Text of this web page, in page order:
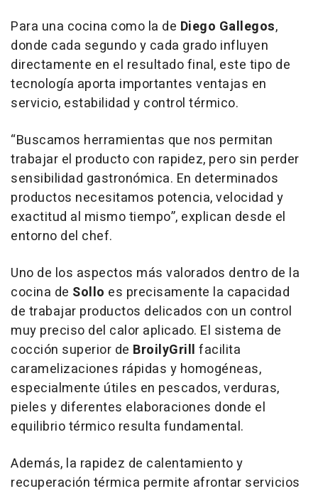
Para una cocina como la de Diego Gallegos,
donde cada segundo y cada grado influyen
directamente en el resultado final, este tipo de
tecnología aporta importantes ventajas en
servicio, estabilidad y control térmico.
“Buscamos herramientas que nos permitan
trabajar el producto con rapidez, pero sin perder
sensibilidad gastronómica. En determinados
productos necesitamos potencia, velocidad y
exactitud al mismo tiempo”, explican desde el
entorno del chef.
Uno de los aspectos más valorados dentro de la
cocina de Sollo es precisamente la capacidad
de trabajar productos delicados con un control
muy preciso del calor aplicado. El sistema de
cocción superior de BroilyGrill facilita
caramelizaciones rápidas y homogéneas,
especialmente útiles en pescados, verduras,
pieles y diferentes elaboraciones donde el
equilibrio térmico resulta fundamental.
Además, la rapidez de calentamiento y
recuperación térmica permite afrontar servicios